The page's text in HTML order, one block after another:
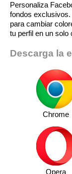
Personaliza
fondos
para cambiar
tu perfil en un solo
Descarga la
Chrome
Opera